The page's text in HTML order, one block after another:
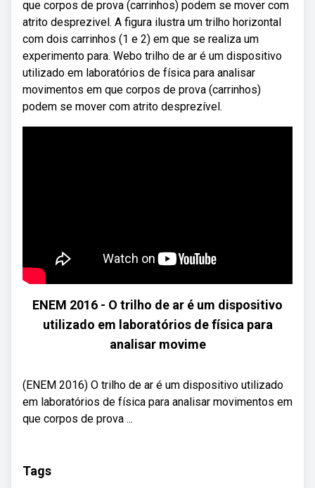
que corpos de prova (carrinhos) podem se mover com
atrito desprezivel. A figura ilustra um trilho horizontal
com dois carrinhos (1 e 2) em que se realiza um
experimento para. Webo trilho de ar é um dispositivo
utilizado em laboratórios de física para analisar
movimentos em que corpos de prova (carrinhos)
podem se mover com atrito desprezível.
ENEM 2016 - O trilho de ar é um dispositivo
utilizado em laboratórios de física para
analisar movime
(ENEM 2016) O trilho de ar é um dispositivo utilizado
em laboratórios de física para analisar movimentos em
que corpos de prova ...
Tags